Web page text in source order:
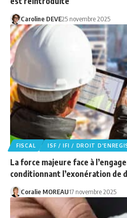
Caroline DEVE25 novembre 2025
FISCAL ISF / IFI / DROIT
La force majeure face à
conditionnant l’exonération de
Coralie MOREAU17 novembre 2025